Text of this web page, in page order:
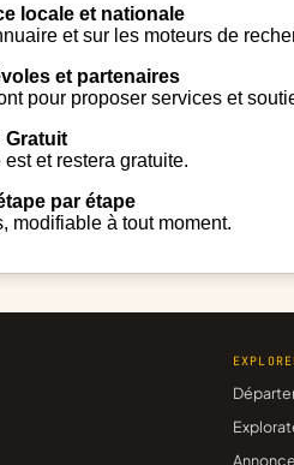
locale et nationale
et sur les moteurs de
et partenaires
pour proposer services et
Gratuit
et restera gratuite.
par étape
modifiable à tout moment.